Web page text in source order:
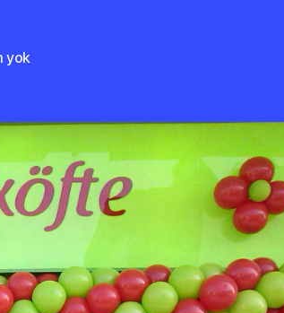
yok
Açılış
Organizasyonu
–
0
501
210
20